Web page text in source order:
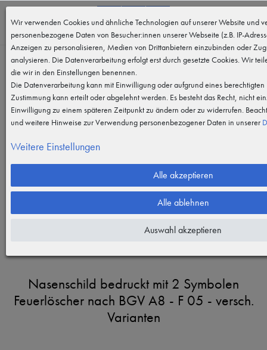
MENÜ 0
Vergrößern durch berühren
Nasenschild bedruckt mit 2 Symbolen
Feuerlöscher nach BGV A8 - F 05 - versch.
Varianten
Wir verwenden Cookies und ähnliche Technologien auf unserer Website und
personenbezogene Daten von Besucher:innen unserer Webseite (z.B. IP-
Anzeigen zu personalisieren, Medien von Drittanbietern einzubinden oder
analysieren. Die Datenverarbeitung erfolgt erst durch gesetzte Cookies. Wir
die wir in den Einstellungen benennen.
Die Datenverarbeitung kann mit Einwilligung oder aufgrund eines berechtigten
Zustimmung kann erteilt oder abgelehnt werden. Es besteht das Recht, nicht
Einwilligung zu einem späteren Zeitpunkt zu ändern oder zu widerrufen.
und weitere Hinweise zur Verwendung personenbezogener Daten in unserer
Weitere Einstellungen
Alle akzeptieren
Alle ablehnen
Auswahl akzeptieren